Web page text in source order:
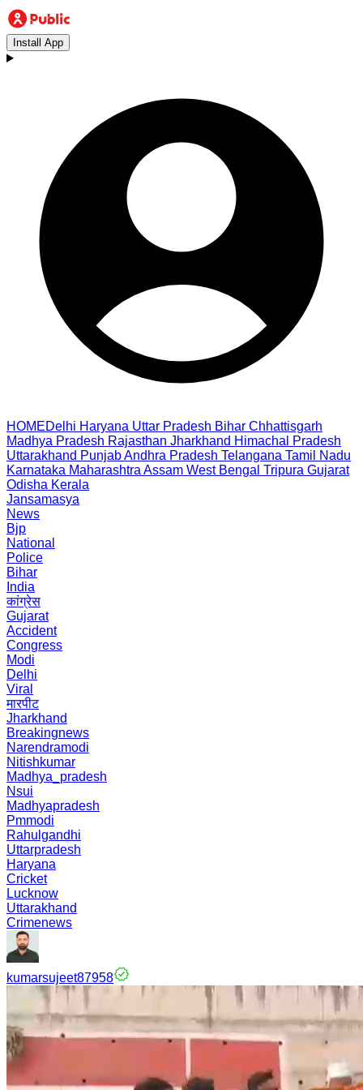
Install App
HOMEDelhi Haryana Uttar Pradesh Bihar Chhattisgarh
Madhya Pradesh Rajasthan Jharkhand Himachal Pradesh
Uttarakhand PunjabAndhra Pradesh Telangana Tamil Nadu
Karnataka Maharashtra Assam West Bengal Tripura Gujarat
Odisha Kerala
Jansamasya
News
Bjp
National
Police
Bihar
India
कांग्रेस
Gujarat
Accident
Congress
Modi
Delhi
Viral
मारपीट
Jharkhand
Breakingnews
Narendramodi
Nitishkumar
Madhya_pradesh
Nsui
Madhyapradesh
Pmmodi
Rahulgandhi
Uttarpradesh
Haryana
Cricket
Lucknow
Uttarakhand
Crimenews
kumarsujeet87958